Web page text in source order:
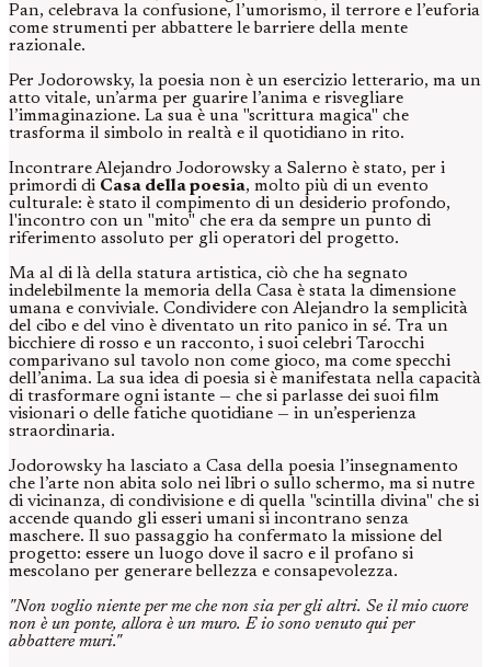
Pan, celebrava la confusione, l’umorismo, il terrore e l’euforia
come strumenti per abbattere le barriere della mente
razionale.
Per Jodorowsky, la poesia non è un esercizio letterario, ma un
atto vitale, un’arma per guarire l’anima e risvegliare
l’immaginazione. La sua è una "scrittura magica" che
trasforma il simbolo in realtà e il quotidiano in rito.
Incontrare Alejandro Jodorowsky a Salerno è stato, per i
primordi di Casa della poesia, molto più di un evento
culturale: è stato il compimento di un desiderio profondo,
l'incontro con un "mito" che era da sempre un punto di
riferimento assoluto per gli operatori del progetto.
Ma al di là della statura artistica, ciò che ha segnato
indelebilmente la memoria della Casa è stata la dimensione
umana e conviviale. Condividere con Alejandro la semplicità
del cibo e del vino è diventato un rito panico in sé. Tra un
bicchiere di rosso e un racconto, i suoi celebri Tarocchi
comparivano sul tavolo non come gioco, ma come specchi
dell’anima. La sua idea di poesia si è manifestata nella capacità
di trasformare ogni istante — che si parlasse dei suoi film
visionari o delle fatiche quotidiane — in un’esperienza
straordinaria.
Jodorowsky ha lasciato a Casa della poesia l’insegnamento
che l’arte non abita solo nei libri o sullo schermo, ma si nutre
di vicinanza, di condivisione e di quella "scintilla divina" che si
accende quando gli esseri umani si incontrano senza
maschere. Il suo passaggio ha confermato la missione del
progetto: essere un luogo dove il sacro e il profano si
mescolano per generare bellezza e consapevolezza.
"Non voglio niente per me che non sia per gli altri. Se il mio cuore
non è un ponte, allora è un muro. E io sono venuto qui per
abbattere muri."